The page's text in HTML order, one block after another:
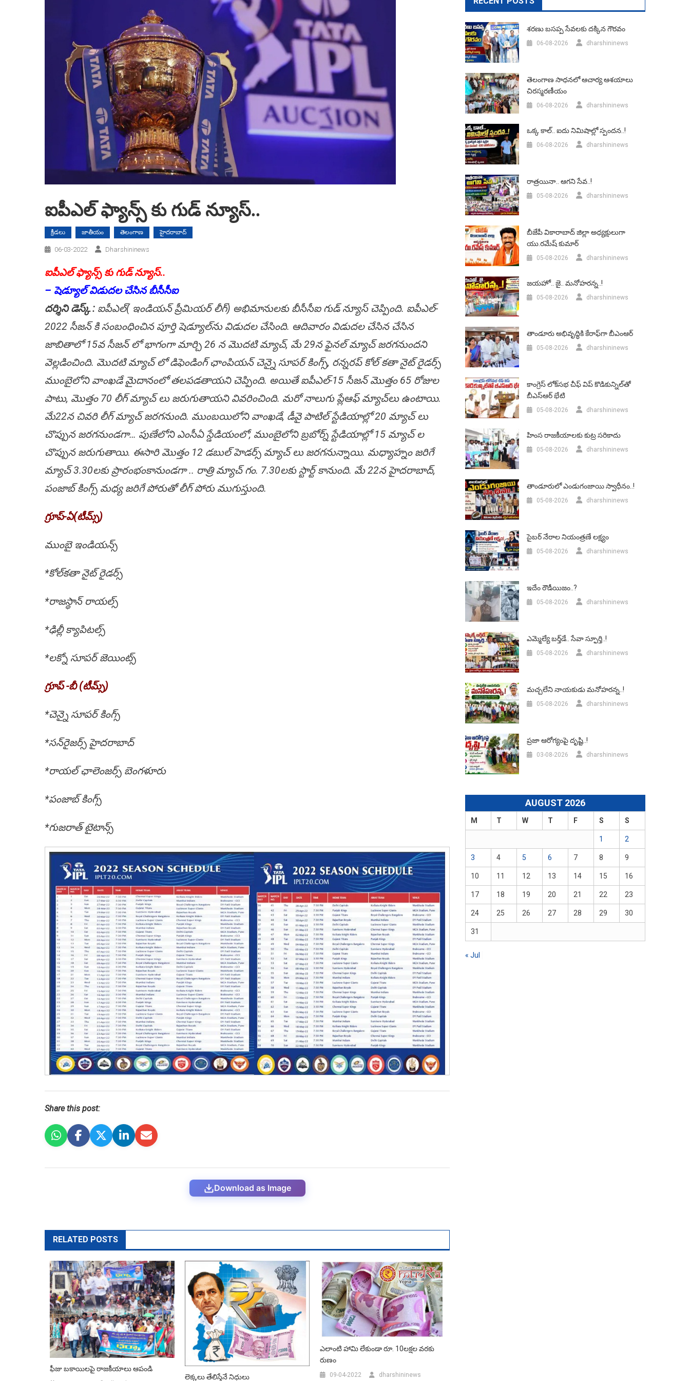
ఐపీఎల్‌ ఫ్యాన్స్‌ కు గుడ్‌ న్యూస్‌..
క్రీడలు జాతీయం తెలంగాణ హైదరాబాద్
06-03-2022 Dharshininews
ఐపీఎల్‌ ఫ్యాన్స్‌ కు గుడ్‌ న్యూస్‌..
– షెడ్యూల్‌ విడుదల చేసిన బీసీసీఐ
ద‌ర్శిని డెస్క్ : ఐపీఎల్‌( ఇండియన్‌ ప్రీమియర్‌ లీగ్‌) అభిమానులకు బీసీసీఐ గుడ్ న్యూస్ చెప్పింది. ఐపీఎల్‌-
2022 సీజన్‌ కి సంబంధించిన పూర్తి షెడ్యూల్‌ను విడుద‌ల చేసింది. ఆదివారం విడుదల చేసిన చేసిన
జాబితాలో 15వ సీజన్ లో భాగంగా మార్చి 26 న మొదటి మ్యాచ్‌, మే 29న ఫైనల్‌ మ్యాచ్‌ జరగనుంద‌ని
వెల్ల‌డించింది. మొదటి మ్యాచ్‌ లో డిఫెండింగ్‌ ఛాంపియన్‌ చెన్నై సూపర్‌ కింగ్స్‌, రన్నరప్‌ కోల్‌ కతా నైట్‌ రైడర్స్
ముంబైలోని వాంఖడే మైదానంలో తలపడతాయ‌ని చెప్పింది. అయితే ఐపీఎల్‌-15 సీజన్ మొత్తం 65 రోజుల
పాటు, మొత్తం 70 లీగ్‌ మ్యాచ్ లు జరుగుతాయ‌ని వివ‌రించింది. మరో నాలుగు ప్లేఆఫ్ మ్యాచ్‌లు ఉంటాయి.
మే22న చివరి లీగ్ మ్యాచ్ జరగనుంది. ముంబయిలోని వాంఖడే, డీవై పాటిల్ స్టేడియాల్లో 20 మ్యాచ్ లు
చొప్పున జరగనుండగా… పుణేలోని ఎంసీఏ స్డేడియంలో, ముంబైలోని బ్రబోర్న్ స్టేడియాల్లో 15 మ్యాచ్ ల
చొప్పున జరుగుతాయి. ఈసారి మొత్తం 12 డబుల్ హెడర్స్ మ్యాచ్ లు జరగనున్నాయి. మధ్యాహ్నం జరిగే
మ్యాచ్ 3.30లకు ప్రారంభంకానుండగా .. రాత్రి మ్యాచ్ గం. 7.30లకు స్టార్ట్ కానుంది. మే 22న హైదరాబాద్,
పంజాబ్ కింగ్స్ మధ్య జరిగే పోరుతో లీగ్ పోరు ముగుస్తుంది.
గ్రూప్-ఏ(టీమ్స్)
ముంబై ఇండియన్స్
*కోల్‌కతా నైట్ రైడర్స్
*రాజస్థాన్ రాయల్స్
*ఢిల్లీ క్యాపిటల్స్
*లక్నో సూపర్ జెయింట్స్
గ్రూప్ -బీ (టీమ్స్)
*చెన్నై సూపర్ కింగ్స్
*సన్‌రైజర్స్ హైదరాబాద్
*రాయల్ ఛాలెంజర్స్ బెంగళూరు
*పంజాబ్ కింగ్స్
*గుజరాత్ టైటాన్స్
Share this post:
Download as Image
RELATED POSTS
ఫీజు బకాయిలపై రాజకీయాలు ఆపండి
లెక్క‌లు తేలిస్తేనే నిధులు
ఎలాంటి హామి లేకుండా రూ. 10ల‌క్ష‌ల వ‌ర‌కు
రుణం
09-04-2022 dharshininews
శరణు బసప్ప సేవలకు దక్కిన గౌరవం
06-08-2026 dharshininews
తెలంగాణ సాధనలో ఆచార్య ఆశయాలు
చిరస్మరణీయం
06-08-2026 dharshininews
ఒక్క కాల్.. ఐదు నిమిషాల్లో స్పందన..!
06-08-2026 dharshininews
రాత్రయినా.. ఆగని సేవ..!
05-08-2026 dharshininews
బీజేపీ వికారాబాద్‌ జిల్లా అధ్యక్షులుగా
యు.రమేష్‌ కుమార్
05-08-2026 dharshininews
జయహో.. జై.. మనోహరన్న..!
05-08-2026 dharshininews
తాండూరు అభివృద్ధికి కేరాఫ్‌గా బీఎంఆర్‌
05-08-2026 dharshininews
కాంగ్రెస్ లోక్‌సభ చీఫ్ విప్ కొడికున్నిల్‌తో
బీఎస్‌ఆర్‌ భేటి
05-08-2026 dharshininews
హింస రాజకీయాలకు కుట్ర సరికాదు
05-08-2026 dharshininews
తాండూరులో ఎండుగంజాయి స్వాధీనం..!
05-08-2026 dharshininews
సైబర్ నేరాల నియంత్రణే లక్ష్యం
05-08-2026 dharshininews
ఇదేం రౌడీయిజం..?
05-08-2026 dharshininews
ఎమ్మెల్యే బర్త్‌డే.. సేవా స్ఫూర్తి..!
05-08-2026 dharshininews
మచ్చలేని నాయకుడు మనోహరన్న..!
05-08-2026 dharshininews
ప్రజా ఆరోగ్యంపై దృష్టి..!
03-08-2026 dharshininews
AUGUST 2026
M T W T F S S
1 2
3 4 5 6 7 8 9
10 11 12 13 14 15 16
17 18 19 20 21 22 23
24 25 26 27 28 29 30
31
« Jul